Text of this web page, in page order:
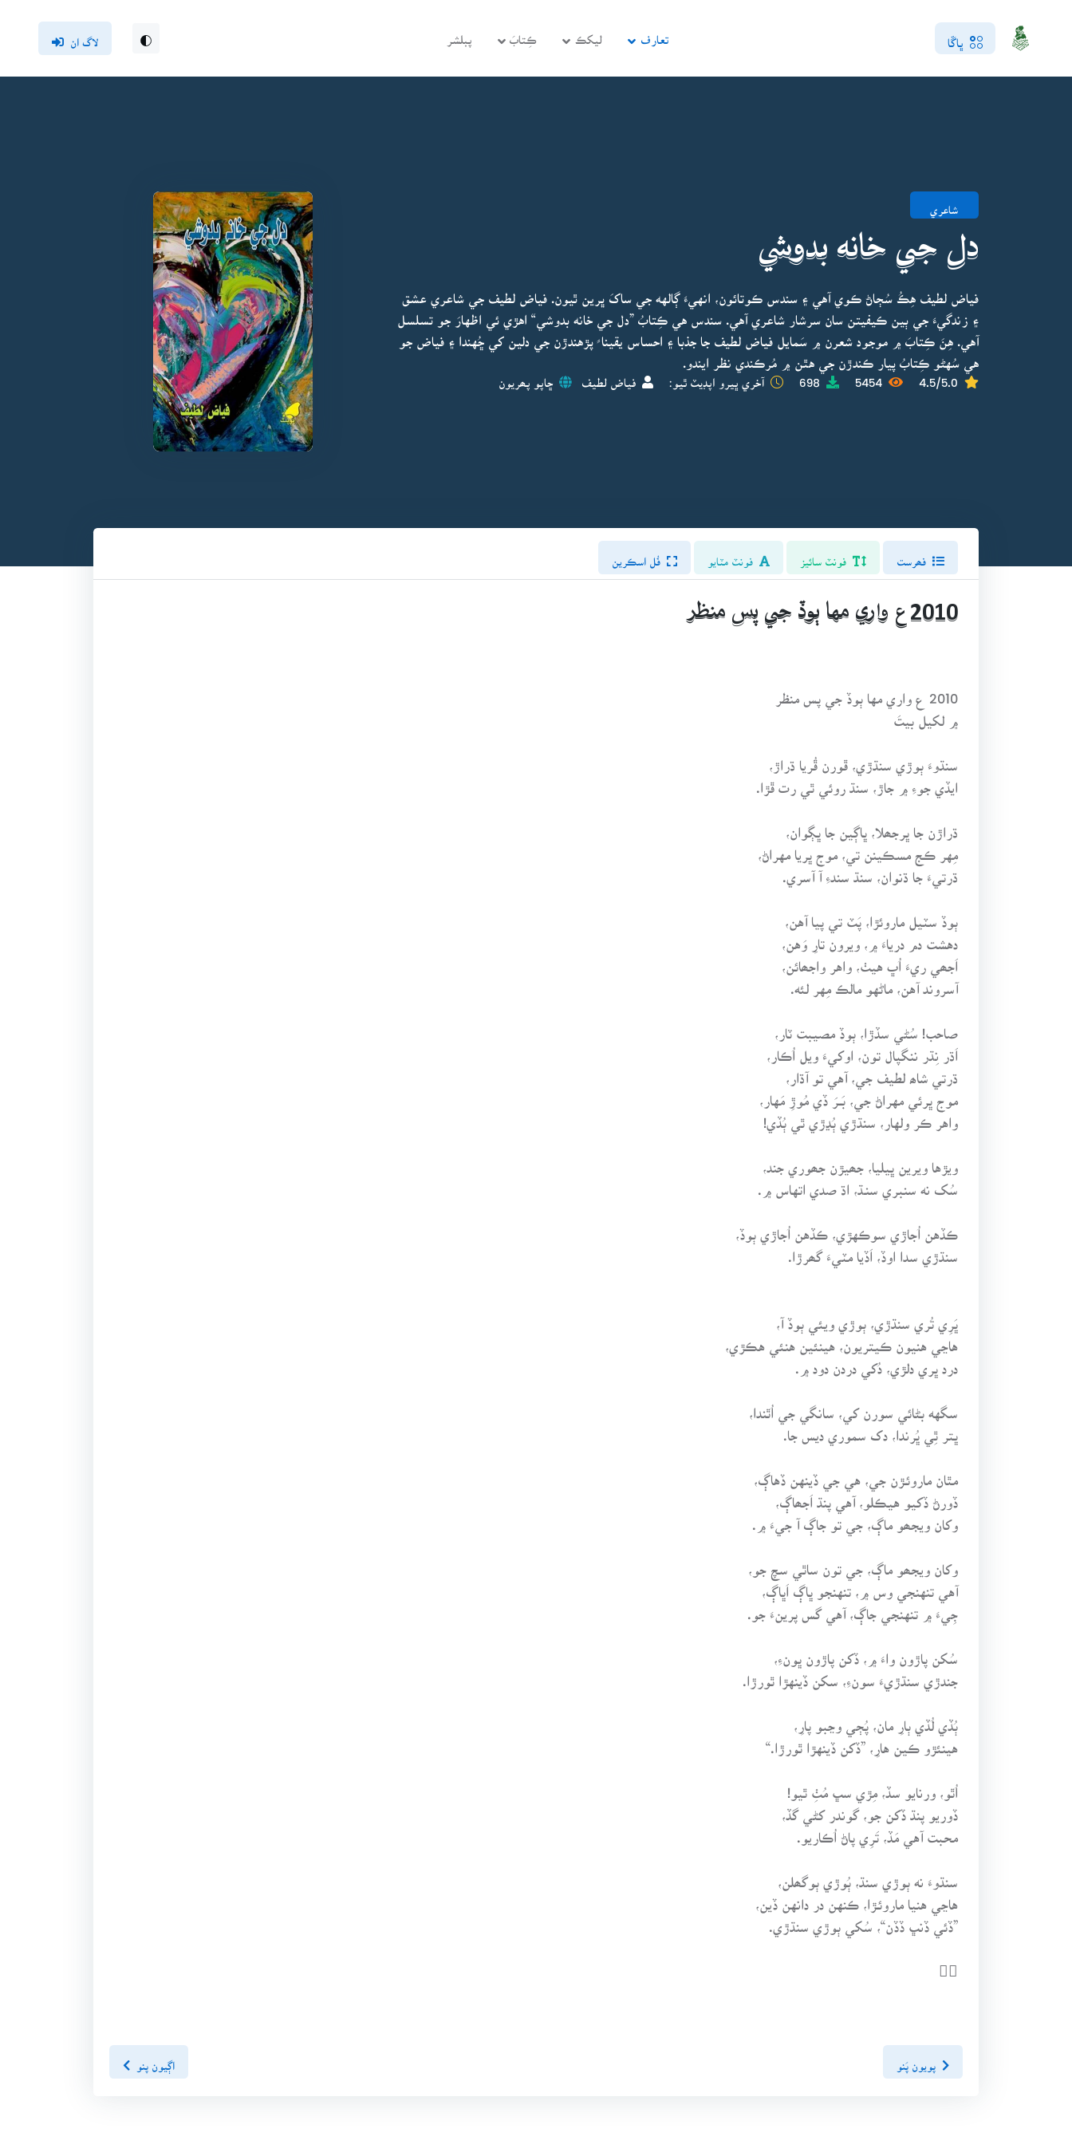
ڀاڱا تعارف ليکڪ ڪِتابَ پبلشر لاگ ان
شاعري
دل جي خانه بدوشي
فياض لطيف هِڪُ سُڄاڻ ڪوي آهي ۽ سندس ڪوتائون، انهيءَ ڳالهه جي ساکَ ڀرين ٿيون. فياض لطيف جي شاعري عشق
۽ زندگيءَ جي ٻين ڪيفيتن سان سرشار شاعري آهي. سندس هي ڪِتابُ ”دل جي خانه بدوشي“ اهڙي ئي اظهارَ جو تسلسل
آهي. هِنَ ڪِتابَ ۾ موجود شعرن ۾ سَمايل فياض لطيف جا جذبا ۽ احساس يقينا ً پڙهندڙن جي دلين کي ڇُهندا ۽ فياض جو
هي سُهڻو ڪِتابُ پيار ڪندڙن جي هٿن ۾ مُرڪندي نظر ايندو.
4.5/5.0
5454
698 آخري ڀيرو اپڊيٽ ٿيو: فياض لطيف ڇاپو پھريون
فونٽ سائيز فونٽ مٽايو فُل اسڪرين
2010 ع واري مها ٻوڏ جي پس منظر
2010 ع واري مها ٻوڏ جي پس منظر
۾ لکيل بيتَ
سنڌوءَ ٻوڙي سنڌڙي، ڦورن ڦُريا ڌراڙ،
ايڏي جوءِ ۾ جاڙ، سنڌ روئي ٿي رت ڦڙا.
ڌراڙن جا ڀرجھلا، ڀاڳين جا ڀڳوان،
مِهر ڪج مسڪينن تي، موج ڀريا مهراڻ،
ڌرتيءَ جا ڌنوان، سنڌ سندءِ آ آسري.
ٻوڏ سٽيل ماروئڙا، پَٽ تي پيا آهن،
دهشت دم درياءَ ۾، ويرون تارِ وَهن،
اَجھي ريءَ اُڀ هيٺ، واهر واجھائن،
آسروند آهن، ماڻهو مالڪ مِهر لئه.
صاحب! سُڻي سڏڙا، ٻوڏ مصيبت ٽار،
اَڌر نِڌر ننگپال تون، اوکيءَ ويل اُڪار،
ڌرتي شاھ لطيف جي، آهي تو آڌار،
موج ڀرئي مهراڻ جي، بَــرَ ڏي مُوڙِ مَهار،
واهر ڪر ولهار، سنڌڙي ٻُڍڙي ٿي ٻُڏي!
ويڙها ويرين ڀيليا، جھيڙن جھوري جند،
سُک نه سنبري سنـڌ، اڌ صدي اتهاس ۾.
ڪڏهن اُجاڙي سوڪهڙي، ڪڏهن اُجاڙي ٻوڏ،
سنڌڙي سدا اوڏ، اَڏيا مٽيءَ گھرڙا.
ڀَرِي تُري سنڌڙي، ٻوڙي ويئي ٻوڏ آ،
هاڃي هنيون ڪيتريون، هينئين هنئي هڪڙي،
درد ڀري دلڙي، دُکي دردن دود ۾.
سگهه بڻائي سورن کي، سانگي جي اُٿندا،
ڀتر ٿِي ڀُرندا، دک سموري ديس جا.
مٿان ماروئـڙن جي، هي جي ڏينهن ڏهاڳ،
ڏورڻ ڏکيو هيڪلو، آهي پنڌ اَجھاڳ،
وکان ويجھو ماڳ، جي تو جاڳ آ جيءَ ۾.
وکان ويجھو ماڳ، جي تون ساٿي سچ جو،
آهي تنهنجي وس ۾، تنهنجو ڀاڳ اَڀاڳ،
جِيءَ ۾ تنهنجي جاڳ، آهي گس پرينءَ جو.
سُکن پاڙون واءَ ۾، ڏکن پاڙون ڀونءِ،
جندڙي سنڌڙيءَ سونءِ، سکن ڏينهڙا ٿورڙا.
ٻُڏي لُڏي ٻارِ مان، پُڄي وڃبو پارِ،
هينئڙو ڪين هارِ، ”ڏکن ڏينهڙا ٿورڙا.“
اُٿو، ورنايو سڏ، مِڙي سڀ مُٺِ ٿيو!
ڏوريو پنڌ ڏکن جو، گوندر کڻي گڏ،
محبت آهي مَڏ، تَرِي پاڻ اُڪاريو.
سنڌوءَ نه ٻوڙي سنڌ، ٻُوڙي ٻوگھلن،
هاڃي هنيا ماروئـڙا، ڪنهن در دانهن ڏين،
”ڏئي ڏنڀ ڏڏن“، سُکي ٻوڙي سنڌڙي.

پويون پَنو اڳيون پنو